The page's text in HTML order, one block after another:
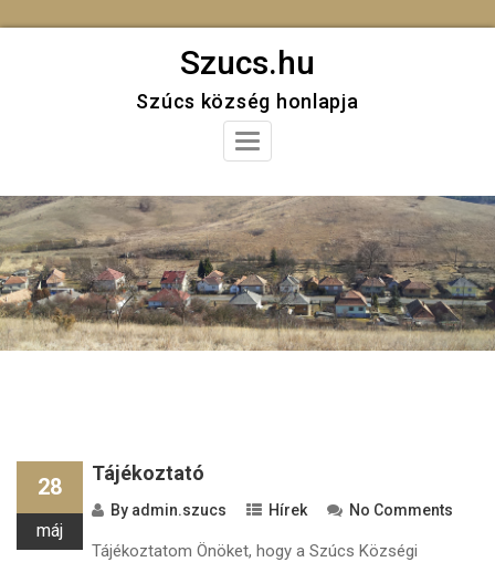
Szucs.hu
Szúcs község honlapja
Toggle
28
máj
Tájékoztató
By admin.szucs Hírek No Comments
Tájékoztatom Önöket, hogy a Szúcs Községi